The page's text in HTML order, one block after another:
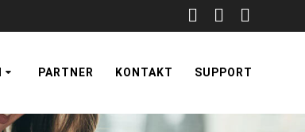
PARTNER KONTAKT SUPPORT